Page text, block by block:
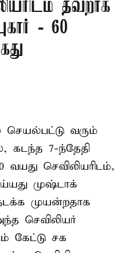
தவறாக
- 60
வரும்
கடந்த 7-ந்தேதி
செவிலியரிடம்,
முஷ்டாக்
முயன்றதாக
செவிலியர்
கேட்டு சக